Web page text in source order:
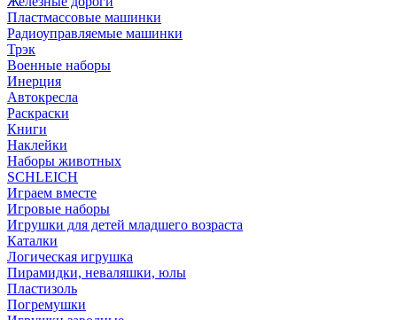
Пластмассовые машинки
Радиоуправляемые машинки
Трэк
Военные наборы
Инерция
Автокресла
Раскраски
Книги
Наклейки
Наборы животных
SCHLEICH
Играем вместе
Игровые наборы
Игрушки для детей младшего возраста
Каталки
Логическая игрушка
Пирамидки, неваляшки, юлы
Пластизоль
Погремушки